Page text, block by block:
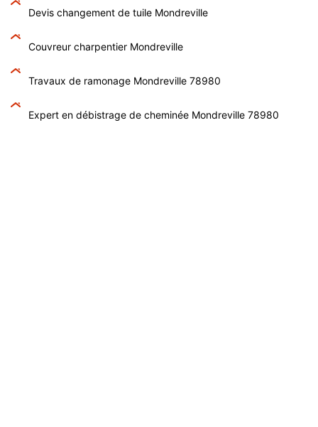
Devis changement de tuile Mondreville
Couvreur charpentier Mondreville
Travaux de ramonage Mondreville 78980
Expert en débistrage de cheminée Mondreville 78980